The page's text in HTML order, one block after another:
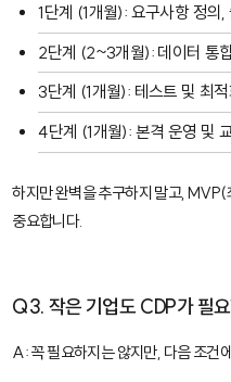
1단계 (1개월): 요구사항 정의,
2단계 (2~3개월): 데이터 통
3단계 (1개월): 테스트 및 최
4단계 (1개월): 본격 운영 및
하지만 완벽을 추구하지 말고,
중요합니다.
Q3. 작은 기업도 CDP가 필
A: 꼭 필요하지는 않지만, 다음 조건